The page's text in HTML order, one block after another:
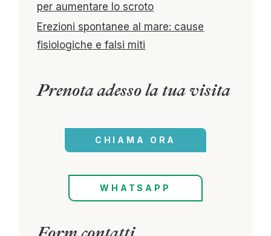
per aumentare lo scroto
Erezioni spontanee al mare: cause
fisiologiche e falsi miti
Prenota adesso la tua visita
CHIAMA ORA
WHATSAPP